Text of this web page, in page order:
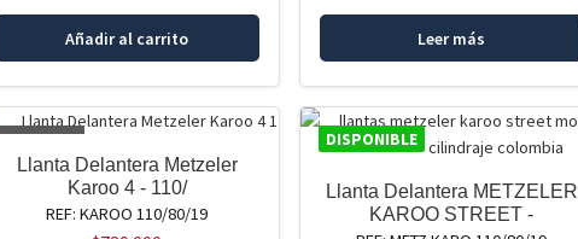
Añadir al carrito Leer más
AGOTADO
Llanta Delantera Metzeler
Karoo 4 - 110/
REF: KAROO 110/80/19
DISPONIBLE
Llanta Delantera METZELER
KAROO STREET -